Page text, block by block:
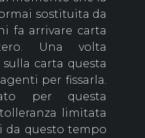
sostituita da
fa arrivare carta
Una volta
carta questa
per fissarla.
per questa
limitata
da questo tempo